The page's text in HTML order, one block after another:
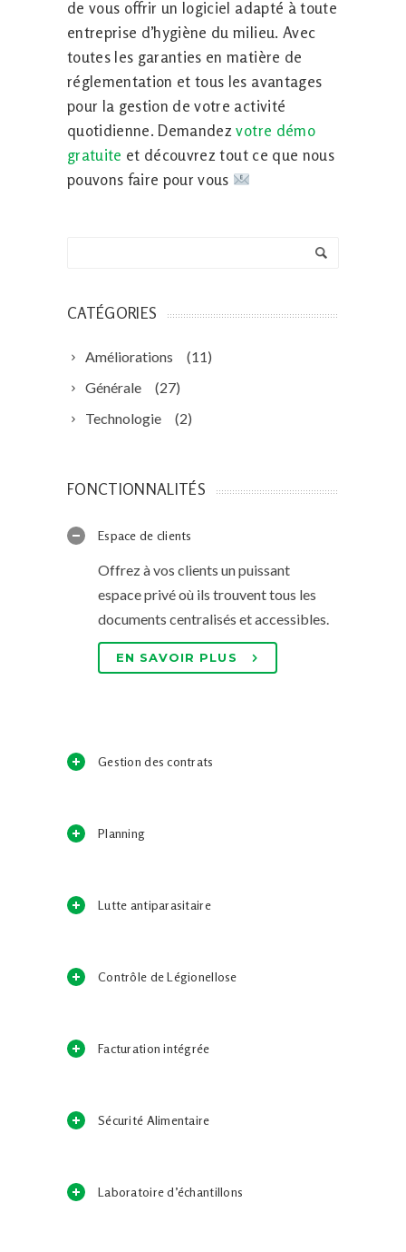
de vous offrir un logiciel adapté à toute
entreprise d’hygiène du milieu. Avec
toutes les garanties en matière de
réglementation et tous les avantages
pour la gestion de votre activité
quotidienne. Demandezvotre démo
gratuite et découvrez tout ce que nous
pouvons faire pour vous
CATÉGORIES
Améliorations
(11)
Générale
(27)
Technologie
(2)
FONCTIONNALITÉS
Espace de clients
Offrez à vos clients un puissant
espace privé où ils trouvent tous les
documents centralisés et accessibles.
EN SAVOIR PLUS
Gestion des contrats
Planning
Lutte antiparasitaire
Contrôle de Légionellose
Facturation intégrée
Sécurité Alimentaire
Laboratoire d’échantillons